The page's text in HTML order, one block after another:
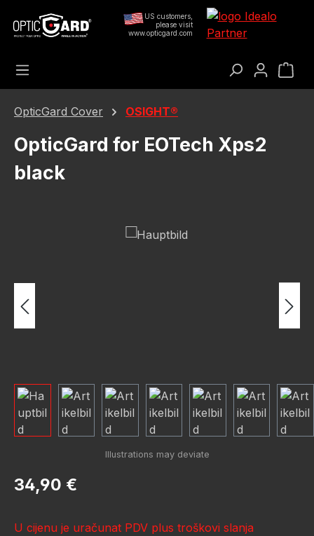
Preskoči na glavni sadržaj US customers,
please visit
www.opticgard.com
OpticGard Cover OSIGHT®
OpticGard for EOTech Xps2
black
Preskoči galeriju slika
Redovna cijena:
34,90 €
U cijenu je uračunat PDV plus troškovi slanja